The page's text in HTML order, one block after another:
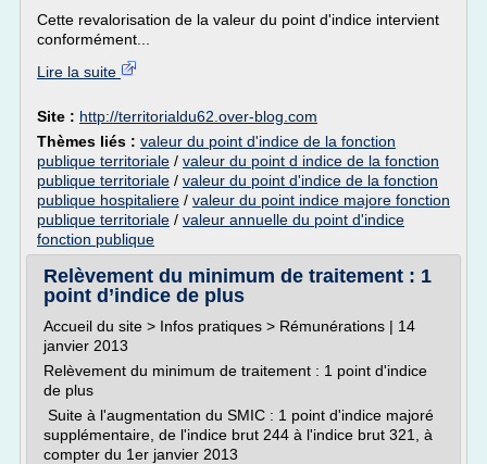
Cette revalorisation de la valeur du point d'indice intervient
conformément...
Lire la suite
Site : http://territorialdu62.over-blog.com
Thèmes liés : valeur du point d'indice de la fonction
publique territoriale / valeur du point d indice de la fonction
publique territoriale / valeur du point d'indice de la fonction
publique hospitaliere / valeur du point indice majore fonction
publique territoriale / valeur annuelle du point d'indice
fonction publique
Relèvement du minimum de traitement : 1
point d’indice de plus
Accueil du site > Infos pratiques > Rémunérations | 14
janvier 2013
Relèvement du minimum de traitement : 1 point d'indice
de plus
Suite à l'augmentation du SMIC : 1 point d'indice majoré
supplémentaire, de l'indice brut 244 à l'indice brut 321, à
compter du 1er janvier 2013